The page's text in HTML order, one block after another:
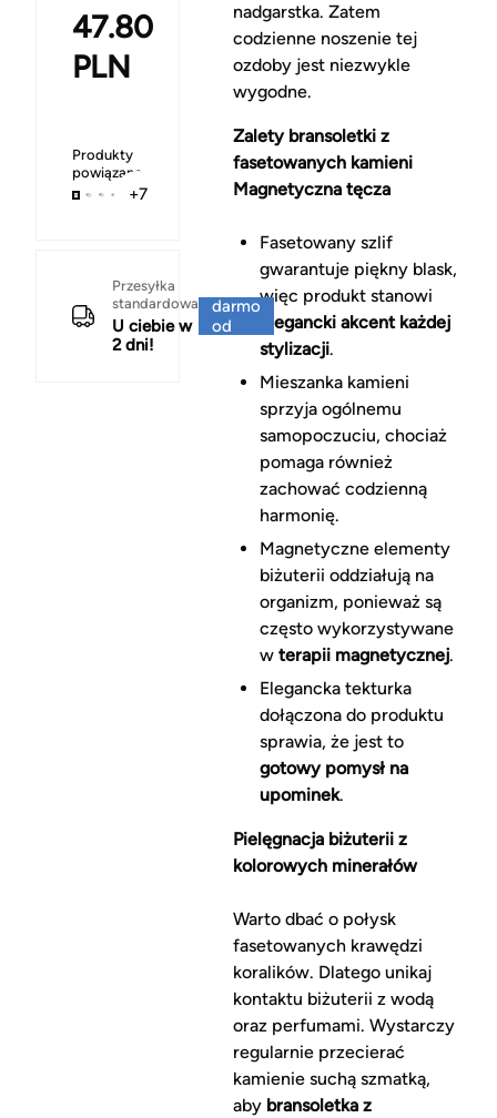
47.80
PLN
Produkty
powiązane
+7
Przesyłka
standardowa
U ciebie w
2 dni!
darmo
od
nadgarstka. Zatem
codzienne noszenie tej
ozdoby jest niezwykle
wygodne.
Zalety bransoletki z
fasetowanych kamieni
Magnetyczna tęcza
Fasetowany szlif
gwarantuje piękny blask,
więc produkt stanowi
elegancki akcent każdej
stylizacji.
Mieszanka kamieni
sprzyja ogólnemu
samopoczuciu, chociaż
pomaga również
zachować codzienną
harmonię.
Magnetyczne elementy
biżuterii oddziałują na
organizm, ponieważ są
często wykorzystywane
w terapii magnetycznej.
Elegancka tekturka
dołączona do produktu
sprawia, że jest to
gotowy pomysł na
upominek.
Pielęgnacja biżuterii z
kolorowych minerałów
Warto dbać o połysk
fasetowanych krawędzi
koralików. Dlatego unikaj
kontaktu biżuterii z wodą
oraz perfumami. Wystarczy
regularnie przecierać
kamienie suchą szmatką,
aby bransoletka z